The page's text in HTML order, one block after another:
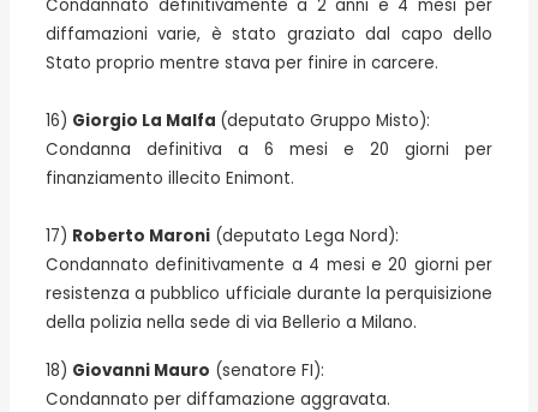
Condannato definitivamente a 2 anni e 4 mesi per
diffamazioni varie, è stato graziato dal capo dello
Stato proprio mentre stava per finire in carcere.
16) Giorgio La Malfa (deputato Gruppo Misto):
Condanna definitiva a 6 mesi e 20 giorni per
finanziamento illecito Enimont.
17) Roberto Maroni (deputato Lega Nord):
Condannato definitivamente a 4 mesi e 20 giorni per
resistenza a pubblico ufficiale durante la perquisizione
della polizia nella sede di via Bellerio a Milano.
18) Giovanni Mauro (senatore FI):
Condannato per diffamazione aggravata.